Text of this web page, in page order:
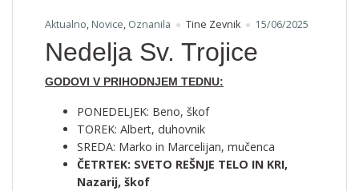
Aktualno, Novice, Oznanila Tine Zevnik 15/06/2025
Nedelja Sv. Trojice
GODOVI V PRIHODNJEM TEDNU:
PONEDELJEK: Beno, škof
TOREK: Albert, duhovnik
SREDA: Marko in Marcelijan, mučenca
ČETRTEK: SVETO REŠNJE TELO IN KRI,
Nazarij, škof